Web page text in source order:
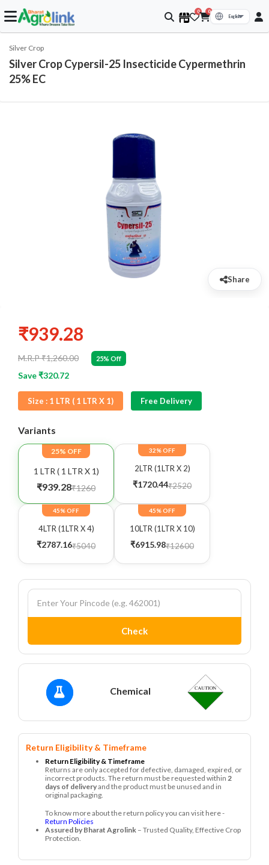
0 0
Silver Crop
Silver Crop Cypersil-25 Insecticide Cypermethrin
25% EC
Share
₹939.28
M.R.P ₹1,260.00 25% Off
Save ₹320.72
Size : 1 LTR ( 1 LTR X 1) Free Delivery
Variants
25% OFF
1 LTR ( 1 LTR X 1)
₹939.28₹1260
32% OFF
2LTR (1LTR X 2)
₹1720.44₹2520
45% OFF
4LTR (1LTR X 4)
₹2787.16₹5040
45% OFF
10LTR (1LTR X 10)
₹6915.98₹12600
Check
Chemical
Return Eligibility & Timeframe
Return Eligibility & Timeframe
Returns are only accepted for defective, damaged, expired, or
incorrect products. The return must be requested within 2
days of deliveryand the product must be unused and in
original packaging.
To know more about the return policy you can visit here -
Return Policies
Assured by Bharat Agrolink – Trusted Quality, Effective Crop
Protection.